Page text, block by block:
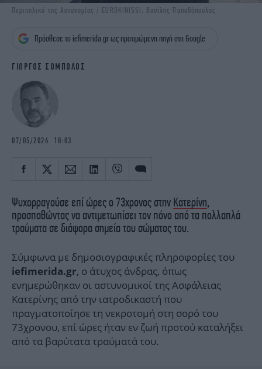
iBOOKS
ΖΩΔΙΑ
MEDIA
ELAMEFORA
NEWSLETTER
Περιπολικό της Αστυνομίας / EUROKINISSI: Βασίλης Παπαδόπουλος
Πρόσθεσε το iefimerida.gr ως προτιμώμενη πηγή στη Google
ΓΙΩΡΓΟΣ ΣΟΜΠΟΛΟΣ
07/05/2026 18:03
Ψυχορραγούσε επί ώρες ο 73χρονος στην Κατερίνη,
προσπαθώντας να αντιμετωπίσει τον πόνο από τα πολλαπλά
τραύματα σε διάφορα σημεία του σώματος του.
Σύμφωνα με δημοσιογραφικές πληροφορίες του
iefimerida.gr, o άτυχος άνδρας, όπως
ενημερώθηκαν οι αστυνομικοί της Ασφάλειας
Κατερίνης από την ιατροδικαστή που
πραγματοποίησε τη νεκροτομή στη σορό του
73χρονου, επί ώρες ήταν εν ζωή προτού καταλήξει
από τα βαρύτατα τραύματά του.